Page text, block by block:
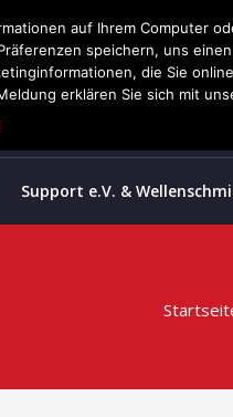
Support e.V. &
auf Ihrem Computer
speichern, uns
die Sie
erklären Sie sich mit